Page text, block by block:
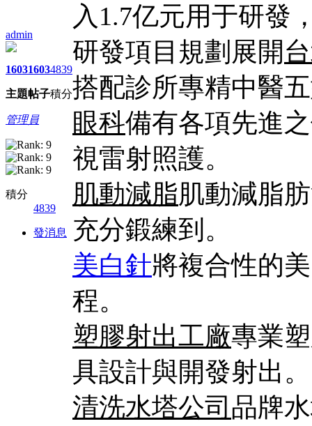
admin
1603
主題
1603
帖子
4839
積分
管理員
積分
4839
發消息
入1.7亿元用于研發
研發項目規劃展開
搭配診所專精中醫
眼科備有各項先進
視雷射照護。
肌動減脂肌動減脂
充分鍛練到。
美白針將複合性的
程。
塑膠射出工廠專業
具設計與開發射出。
清洗水塔公司 品牌